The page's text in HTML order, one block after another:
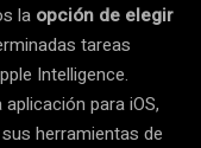
la opción de elegir
tareas
Intelligence.
para iOS,
herramientas de